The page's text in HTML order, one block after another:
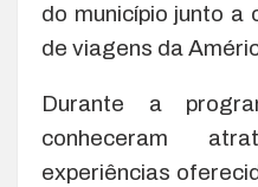
do município junto a
de viagens da
Durante a
conheceram
experiências